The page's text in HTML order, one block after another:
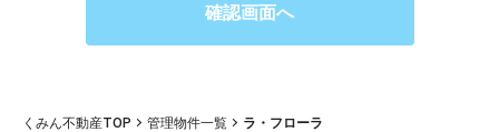
くみん不動産TOP 管理物件一覧 ラ・フローラ